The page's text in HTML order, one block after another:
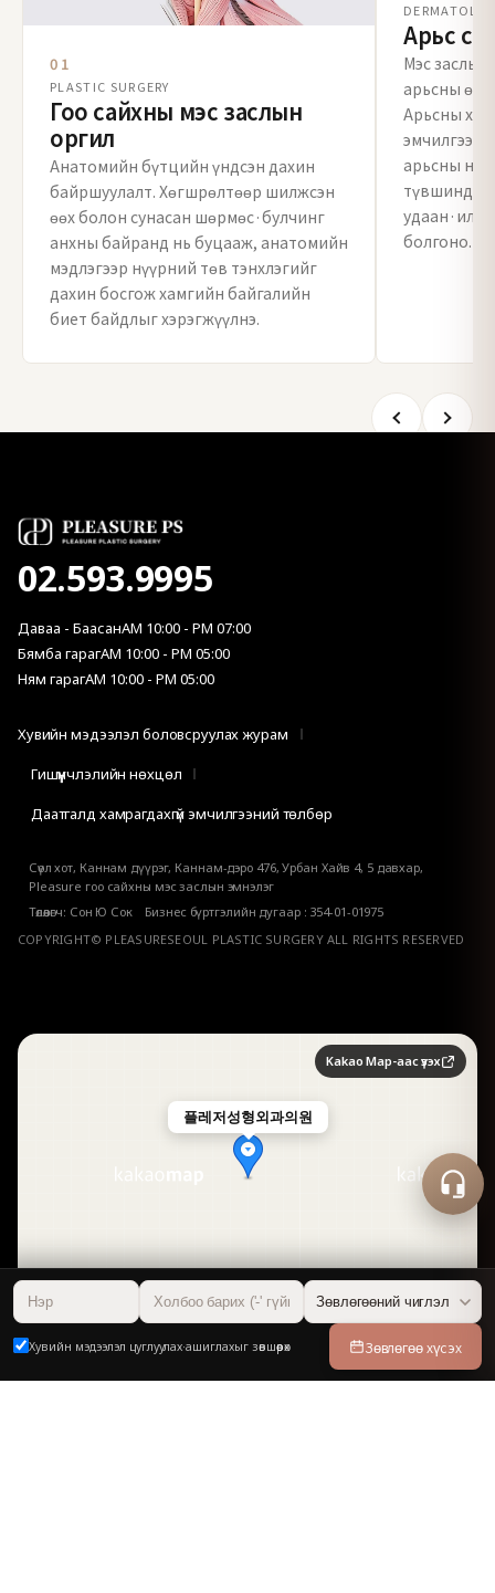
01
PLASTIC SURGERY
Гоо сайхны мэс заслын
оргил
Анатомийн бүтцийн үндсэн дахин
байршуулалт. Хөгшрөлтөөр шилжсэн
өөх болон сунасан шөрмөс·булчинг
анхны байранд нь буцааж, анатомийн
мэдлэгээр нүүрний төв тэнхлэгийг
дахин босгож хамгийн байгалийн
биет байдлыг хэрэгжүүлнэ.
Арьс
Мэс заслын
арьсны
Арьсны
арьсны
түвшинд
удаан·илүү
болгоно.
02.593.9995
Даваа - БаасанAM 10:00 - PM 07:00
Бямба гарагAM 10:00 - PM 05:00
Ням гарагAM 10:00 - PM 05:00
Хувийн мэдээлэл боловсруулах журам
Гишүүнчлэлийн нөхцөл
Даатгалд хамрагдахгүй эмчилгээний төлбөр
Сөүл хот, Каннам дүүрэг, Каннам-дэро 476, Урбан Хайв 4, 5 давхар,
Pleasure гоо сайхны мэс заслын эмнэлэг
Төлөөлөгч: Сон Ю Сок Бизнес бүртгэлийн дугаар : 354-01-01975
COPYRIGHT© PLEASURESEOUL PLASTIC SURGERY ALL RIGHTS RESERVED
플레저성형외과의원
Kakao Map-аас үзэх
Хувийн мэдээлэл цуглуулах·ашиглахыг зөвшөөрөх Зөвлөгөө хүсэх